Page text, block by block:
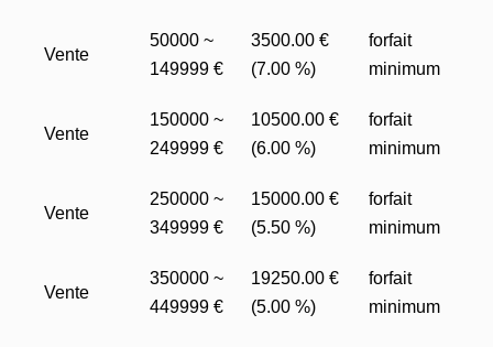
Vente
50000 ~
149999 €
3500.00 €
(7.00 %)
forfait
minimum
Vente
150000 ~
249999 €
10500.00 €
(6.00 %)
forfait
minimum
Vente
250000 ~
349999 €
15000.00 €
(5.50 %)
forfait
minimum
Vente
350000 ~
449999 €
19250.00 €
(5.00 %)
forfait
minimum